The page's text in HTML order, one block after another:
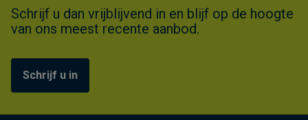
Schrijf u dan vrijblijvend in en blijf op de hoogte
van ons meest recente aanbod.
Schrijf u in